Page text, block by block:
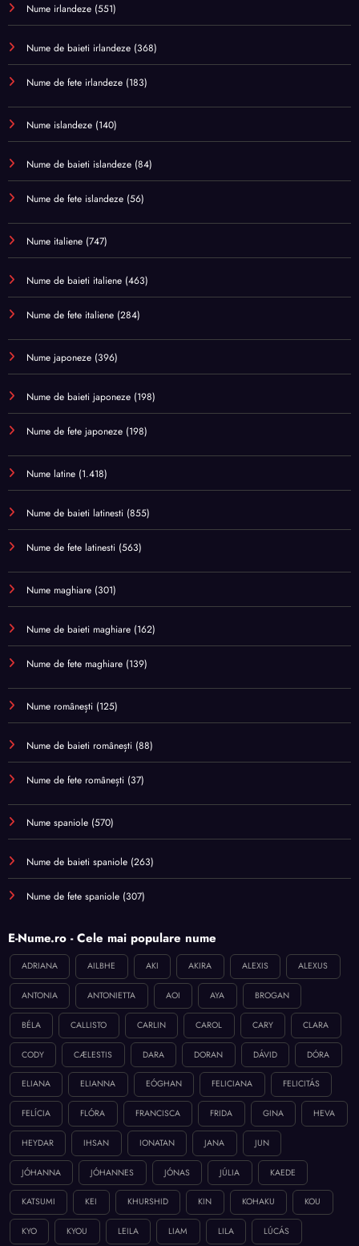
Nume irlandeze (551)
Nume de baieti irlandeze (368)
Nume de fete irlandeze (183)
Nume islandeze (140)
Nume de baieti islandeze (84)
Nume de fete islandeze (56)
Nume italiene (747)
Nume de baieti italiene (463)
Nume de fete italiene (284)
Nume japoneze (396)
Nume de baieti japoneze (198)
Nume de fete japoneze (198)
Nume latine (1.418)
Nume de baieti latinesti (855)
Nume de fete latinesti (563)
Nume maghiare (301)
Nume de baieti maghiare (162)
Nume de fete maghiare (139)
Nume românești (125)
Nume de baieti românești (88)
Nume de fete românești (37)
Nume spaniole (570)
Nume de baieti spaniole (263)
Nume de fete spaniole (307)
E-Nume.ro - Cele mai populare nume
ADRIANA AILBHE AKI AKIRA ALEXIS ALEXUS
ANTONIA ANTONIETTA AOI AYA BROGAN
BÉLA CALLISTO CARLIN CAROL CARY CLARA
CODY CÆLESTIS DARA DORAN DÁVID DÓRA
ELIANA ELIANNA EÓGHAN FELICIANA FELICITÁS
FELÍCIA FLÓRA FRANCISCA FRIDA GINA HEVA
HEYDAR IHSAN IONATAN JANA JUN
JÓHANNA JÓHANNES JÓNAS JÚLIA KAEDE
KATSUMI KEI KHURSHID KIN KOHAKU KOU
KYO KYOU LEILA LIAM LILA LÚCÁS